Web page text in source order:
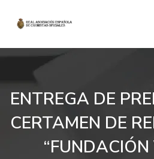
ENTREGA DE
CERTAMEN DE